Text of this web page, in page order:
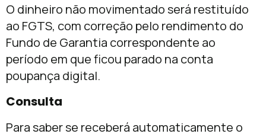
O dinheiro não movimentado será restituído
ao FGTS, com correção pelo rendimento do
Fundo de Garantia correspondente ao
período em que ficou parado na conta
poupança digital.
Consulta
Para saber se receberá automaticamente o